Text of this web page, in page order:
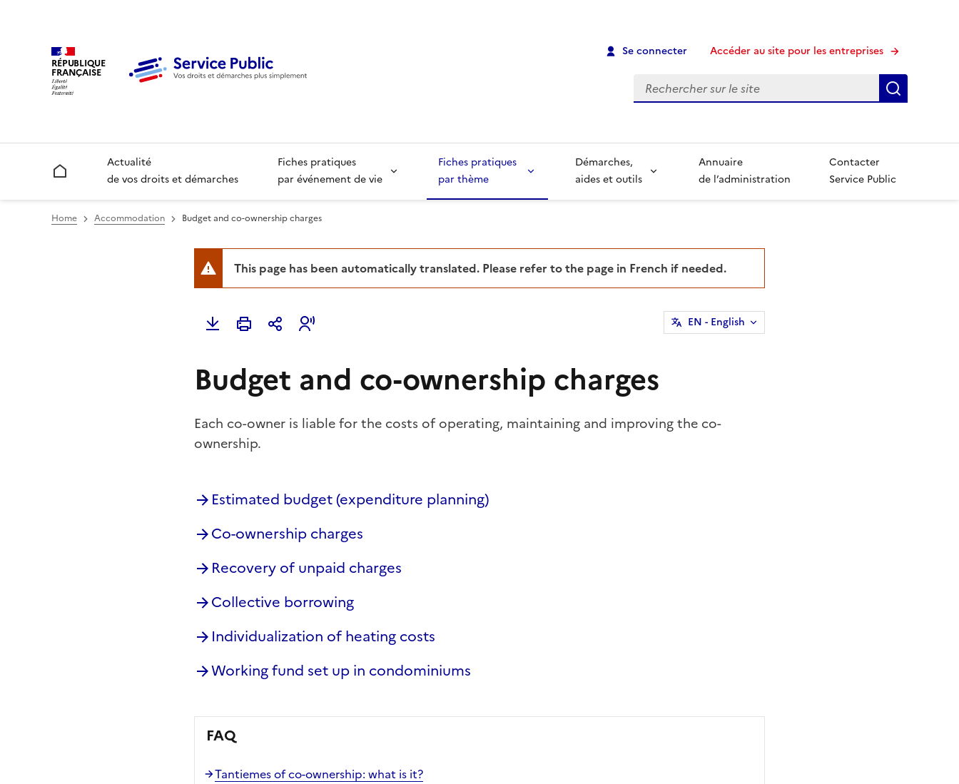
RÉPUBLIQUE
FRANÇAISE
Se connecter Accéder au site pour les entreprises
Recherche
Accueil
Actualité
de vos droits et démarches
Fiches pratiques
par événement de vie
Fiches pratiques
par thème
Démarches,
aides et outils
Annuaire
de l’administration
Contacter
Service Public
Home Accommodation Budget and co-ownership charges
This page has been automatically translated. Please refer to the page in French if needed.
EN - English
Budget and co-ownership charges
Each co-owner is liable for the costs of operating, maintaining and improving the co-
ownership.
Estimated budget (expenditure planning)
Co-ownership charges
Recovery of unpaid charges
Collective borrowing
Individualization of heating costs
Working fund set up in condominiums
FAQ
Tantiemes of co-ownership: what is it?